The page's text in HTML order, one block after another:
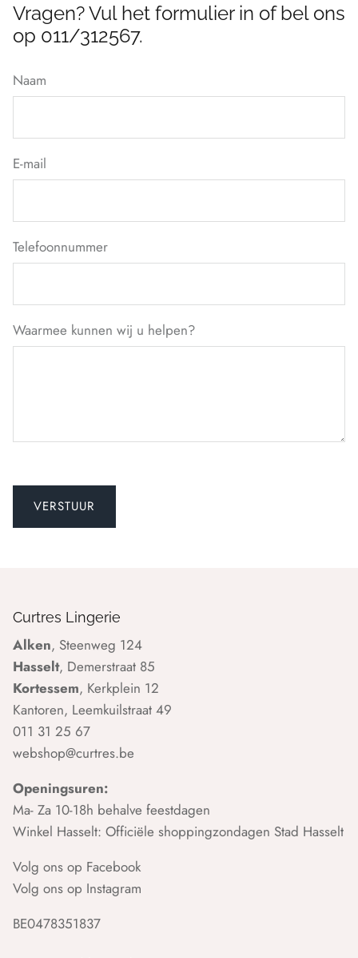
Vragen? Vul het formulier in of bel ons
op 011/312567.
Naam
E-mail
Telefoonnummer
Waarmee kunnen wij u helpen?
Curtres Lingerie
Alken, Steenweg 124
Hasselt, Demerstraat 85
Kortessem, Kerkplein 12
Kantoren, Leemkuilstraat 49
011 31 25 67
webshop@curtres.be
Openingsuren:
Ma- Za 10-18h behalve feestdagen
Winkel Hasselt: Officiële shoppingzondagen Stad Hasselt
Volg ons op Facebook
Volg ons op Instagram
BE0478351837